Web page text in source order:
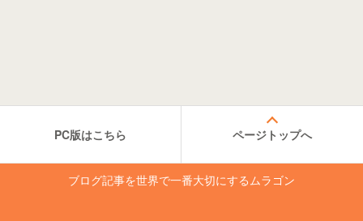
PC版はこちら ページトップへ
ブログ記事を世界で一番大切にするムラゴン